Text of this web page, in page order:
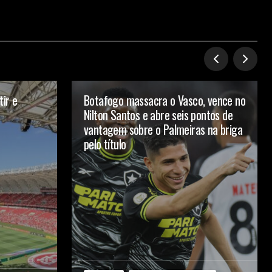
e
Botafogo massacra o Vasco, vence no
Nilton Santos e abre seis pontos de
vantagem sobre o Palmeiras na briga
pelo título